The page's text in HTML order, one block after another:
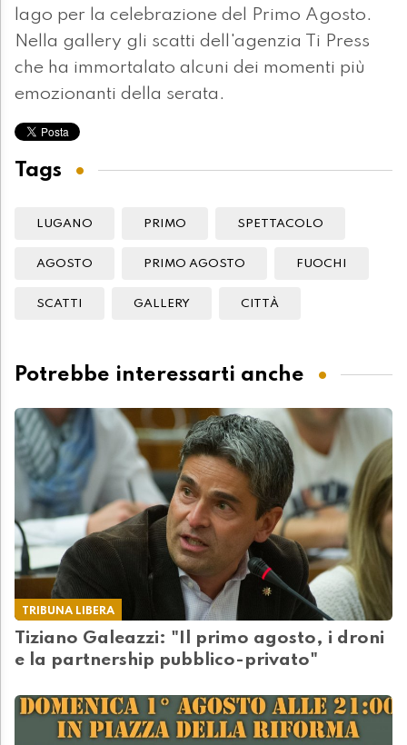
lago per la celebrazione del Primo Agosto.
Nella gallery gli scatti dell'agenzia Ti Press
che ha immortalato alcuni dei momenti più
emozionanti della serata.
Tags
LUGANO PRIMO SPETTACOLO
AGOSTO PRIMO AGOSTO FUOCHI
SCATTI GALLERY CITTÀ
Potrebbe interessarti anche
TRIBUNA LIBERA
Tiziano Galeazzi: "Il primo agosto, i droni
e la partnership pubblico-privato"